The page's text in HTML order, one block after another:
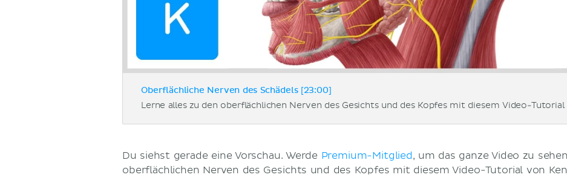
Oberflächliche Nerven des Schädels [23:00]
Lerne alles zu den oberflächlichen Nerven des Gesichts und des Kopfes mit diesem Video-Tutorial
Du siehst gerade eine Vorschau. Werde Premium-Mitglied, um das ganze Video zu
oberflächlichen Nerven des Gesichts und des Kopfes mit diesem Video-Tutorial von